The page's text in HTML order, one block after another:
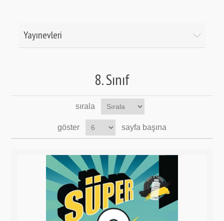
Yayınevleri
8. Sınıf
sırala
göster sayfa başına